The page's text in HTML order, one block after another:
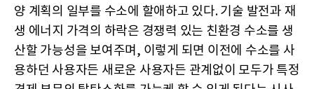
양 계획의 일부를 수소에 할애하고 있다. 기술 발전과 재
생 에너지 가격의 하락은 경쟁력 있는 친환경 수소를 생
산할 가능성을 보여주며, 이렇게 되면 이전에 수소를 사
용하던 사용자든 새로운 사용자든 관계없이 모두가 특정